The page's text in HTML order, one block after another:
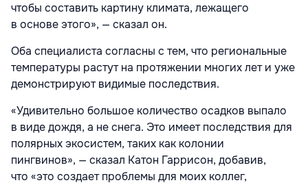
чтобы составить картину климата, лежащего
в основе этого», — сказал он.
Оба специалиста согласны с тем, что региональные
температуры растут на протяжении многих лет и уже
демонстрируют видимые последствия.
«Удивительно большое количество осадков выпало
в виде дождя, а не снега. Это имеет последствия для
полярных экосистем, таких как колонии
пингвинов», — сказал Катон Гаррисон, добавив,
что «это создает проблемы для моих коллег,